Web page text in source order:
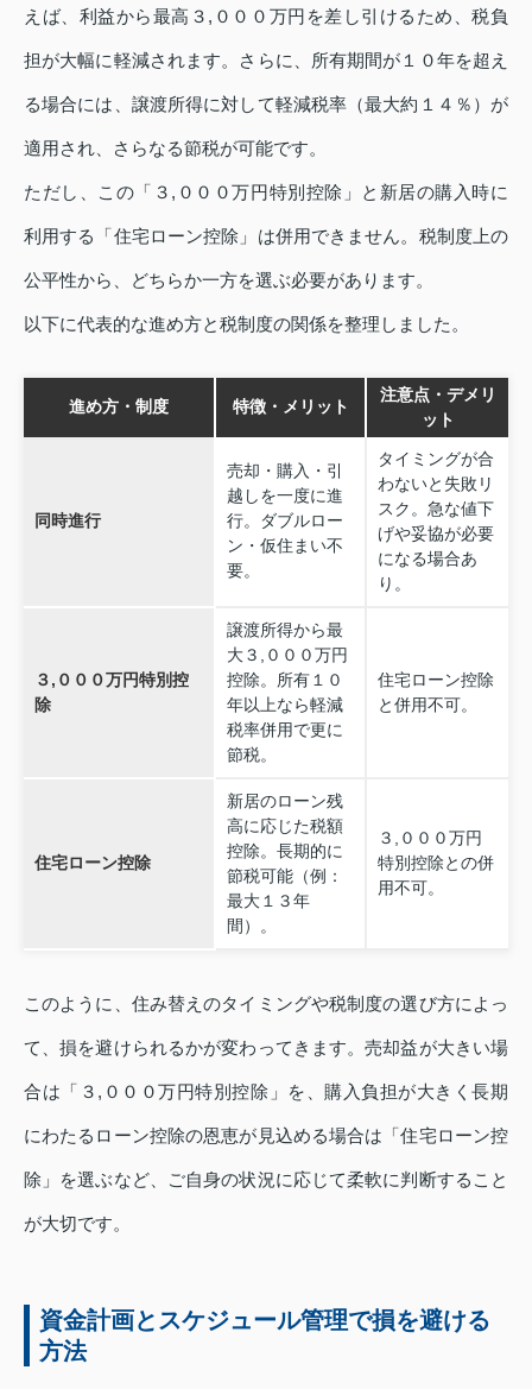
えば、利益から最高３,０００万円を差し引けるため、税負
担が大幅に軽減されます。さらに、所有期間が１０年を超え
る場合には、譲渡所得に対して軽減税率（最大約１４％）が
適用され、さらなる節税が可能です。
ただし、この「３,０００万円特別控除」と新居の購入時に
利用する「住宅ローン控除」は併用できません。税制度上の
公平性から、どちらか一方を選ぶ必要があります。
以下に代表的な進め方と税制度の関係を整理しました。
進め方・制度 特徴・メリット
注意点・デメリ
ット
同時進行
売却・購入・引
越しを一度に進
行。ダブルロー
ン・仮住まい不
要。
タイミングが合
わないと失敗リ
スク。急な値下
げや妥協が必要
になる場合あ
り。
３,０００万円特別控
除
譲渡所得から最
大３,０００万円
控除。所有１０
年以上なら軽減
税率併用で更に
節税。
住宅ローン控除
と併用不可。
住宅ローン控除
新居のローン残
高に応じた税額
控除。長期的に
節税可能（例：
最大１３年
間）。
３,０００万円
特別控除との併
用不可。
このように、住み替えのタイミングや税制度の選び方によっ
て、損を避けられるかが変わってきます。売却益が大きい場
合は「３,０００万円特別控除」を、購入負担が大きく長期
にわたるローン控除の恩恵が見込める場合は「住宅ローン控
除」を選ぶなど、ご自身の状況に応じて柔軟に判断すること
が大切です。
資金計画とスケジュール管理で損を避ける
方法